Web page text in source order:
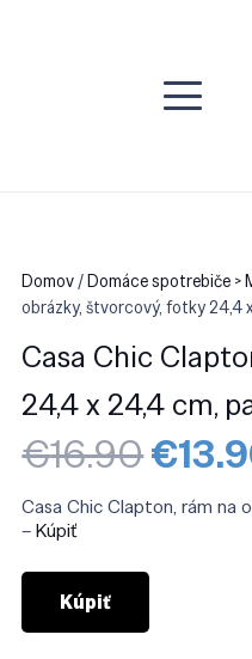
Domov/Domáce spotrebiče >
obrázky, štvorcový, fotky 24,4
Casa Chic
24,4 x 24,4 cm,
€16.90 cena
bola:
€
Casa Chic Clapton, rám na
–Kúpiť
Kúpiť